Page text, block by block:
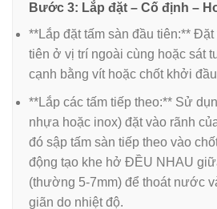
Bước 3: Lắp đặt – Cố định –
**Lắp đặt tấm sàn đầu tiên:**
tiên ở vị trí ngoài cùng hoặc sát
cạnh bằng vít hoặc chốt khởi
**Lắp các tấm tiếp theo:** Sử
nhựa hoặc inox) đặt vào rãnh
đó sập tấm sàn tiếp theo vào
động tạo khe hở ĐỀU NHAU
(thường 5-7mm) để thoát nước
giãn do nhiệt độ.